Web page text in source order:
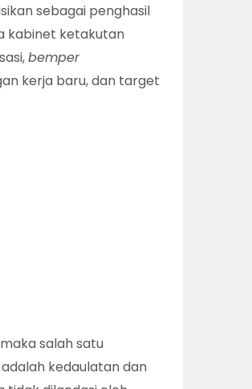
sebagai penghasil
kabinet ketakutan
bemper
kerja baru, dan target
salah satu
kedaulatan dan